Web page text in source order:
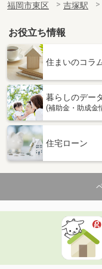
福岡市東区
吉塚駅
お役立ち情報
住まいのコラ
暮らしのデー
(補助金・助成金
住宅ローン